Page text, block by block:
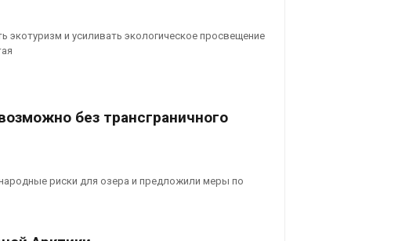
и усиливать экологическое просвещение
без трансграничного
риски для озера и предложили меры по